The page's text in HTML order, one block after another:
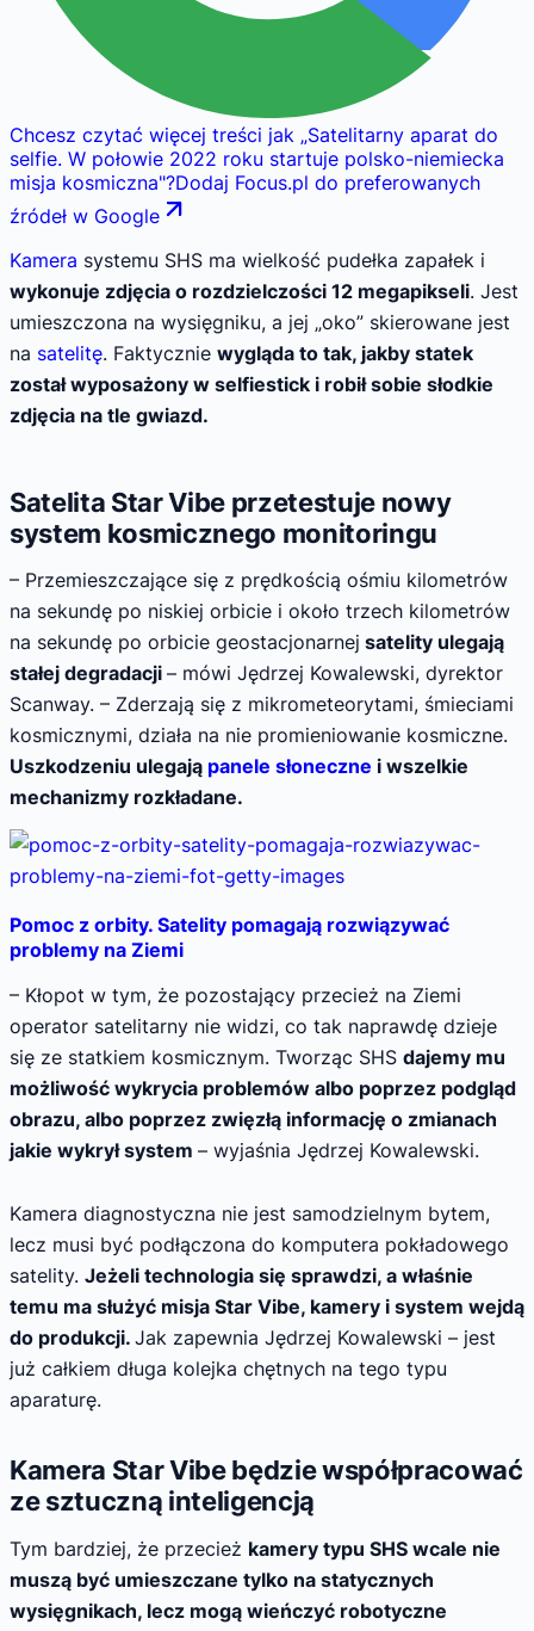
Chcesz czytać więcej treści jak „Satelitarny aparat do
selfie. W połowie 2022 roku startuje polsko-niemiecka
misja kosmiczna"?Dodaj Focus.pl do preferowanych
źródeł w Google
Kamera systemu SHS ma wielkość pudełka zapałek i
wykonuje zdjęcia o rozdzielczości 12 megapikseli. Jest
umieszczona na wysięgniku, a jej „oko” skierowane jest
na satelitę. Faktycznie wygląda to tak, jakby statek
został wyposażony w selfiestick i robił sobie słodkie
zdjęcia na tle gwiazd.
Satelita Star Vibe przetestuje nowy
system kosmicznego monitoringu
– Przemieszczające się z prędkością ośmiu kilometrów
na sekundę po niskiej orbicie i około trzech kilometrów
na sekundę po orbicie geostacjonarnej satelity ulegają
stałej degradacji – mówi Jędrzej Kowalewski, dyrektor
Scanway. – Zderzają się z mikrometeorytami, śmieciami
kosmicznymi, działa na nie promieniowanie kosmiczne.
Uszkodzeniu ulegają panele słoneczne i wszelkie
mechanizmy rozkładane.
Pomoc z orbity. Satelity pomagają rozwiązywać
problemy na Ziemi
– Kłopot w tym, że pozostający przecież na Ziemi
operator satelitarny nie widzi, co tak naprawdę dzieje
się ze statkiem kosmicznym. Tworząc SHS dajemy mu
możliwość wykrycia problemów albo poprzez podgląd
obrazu, albo poprzez zwięzłą informację o zmianach
jakie wykrył system – wyjaśnia Jędrzej Kowalewski.
Kamera diagnostyczna nie jest samodzielnym bytem,
lecz musi być podłączona do komputera pokładowego
satelity. Jeżeli technologia się sprawdzi, a właśnie
temu ma służyć misja Star Vibe, kamery i system wejdą
do produkcji. Jak zapewnia Jędrzej Kowalewski – jest
już całkiem długa kolejka chętnych na tego typu
aparaturę.
Kamera Star Vibe będzie współpracować
ze sztuczną inteligencją
Tym bardziej, że przecież kamery typu SHS wcale nie
muszą być umieszczane tylko na statycznych
wysięgnikach, lecz mogą wieńczyć robotyczne